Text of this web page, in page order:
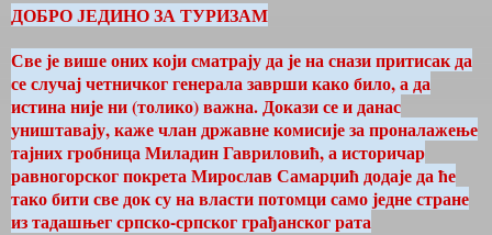
ДОБРО ЈЕДИНО ЗА ТУРИЗАМ
Све је више оних који сматрају да је на снази притисак да
се случај четничког генерала заврши како било, а да
истина није ни (толико) важна. Докази се и данас
уништавају, каже члан државне комисије за проналажење
тајних гробница Миладин Гавриловић, а историчар
равногорског покрета Мирослав Самарџић додаје да ће
тако бити све док су на власти потомци само једне стране
из тадашњег српско-српског грађанског рата